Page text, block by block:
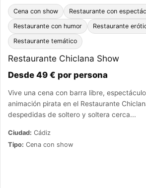
Cena con show Restaurante con
Restaurante con humor Restaurante
Restaurante temático
Restaurante Chiclana Show
Desde 49 € por persona
Vive una cena con barra libre,
animación pirata en el Restaurante
despedidas de soltero y soltera cerca...
Ciudad: Cádiz
Tipo: Cena con show